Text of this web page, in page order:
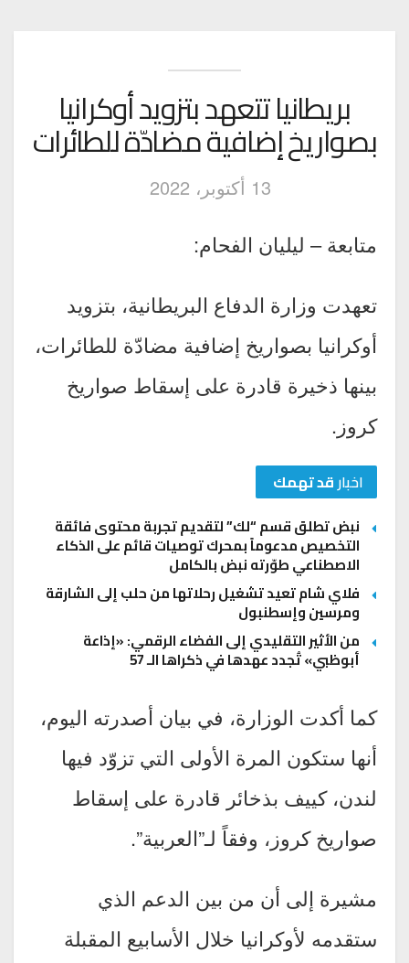
بريطانيا تتعهد بتزويد أوكرانيا
بصواريخ إضافية مضادّة للطائرات
13 أكتوبر، 2022
متابعة – ليليان الفحام:
تعهدت وزارة الدفاع البريطانية، بتزويد
أوكرانيا بصواريخ إضافية مضادّة للطائرات،
بينها ذخيرة قادرة على إسقاط صواريخ
كروز.
اخبارقد تهمك
نبض تطلق قسم “لك” لتقديم تجربة محتوى فائقة
التخصيص مدعوماً بمحرك توصيات قائم على الذكاء
الاصطناعي طوّرته نبض بالكامل
فلاي شام تعيد تشغيل رحلاتها من حلب إلى الشارقة
ومرسين وإسطنبول
من الأثير التقليدي إلى الفضاء الرقمي: «إذاعة
أبوظبي» تُجدد عهدها في ذكراها الـ 57
كما أكدت الوزارة، في بيان أصدرته اليوم،
أنها ستكون المرة الأولى التي تزوّد فيها
لندن، كييف بذخائر قادرة على إسقاط
صواريخ كروز، وفقاً لـ”العربية”.
مشيرة إلى أن من بين الدعم الذي
ستقدمه لأوكرانيا خلال الأسابيع المقبلة